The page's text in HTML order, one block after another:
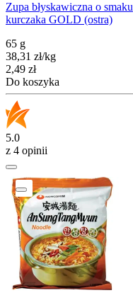
Zupa błyskawiczna o smaku
kurczaka GOLD (ostra)
65 g
38,31 zł/kg
Cena
2,49 zł
Do koszyka
5.0
z 4 opinii